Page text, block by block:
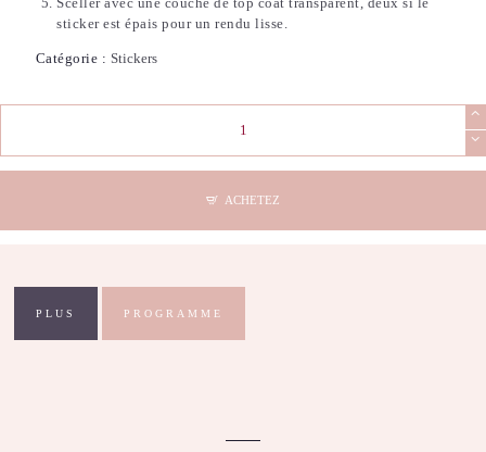
sticker est épais pour un rendu lisse.
Catégorie : Stickers
Stickers
ACHETEZ
PLUS PROGRAMME